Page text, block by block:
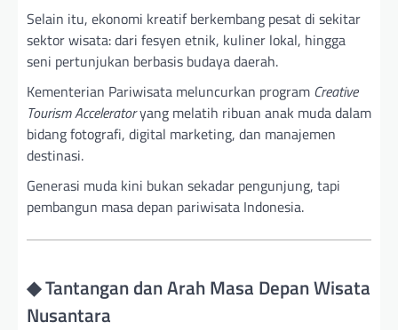
Selain itu, ekonomi kreatif berkembang pesat di sekitar
sektor wisata: dari fesyen etnik, kuliner lokal, hingga
seni pertunjukan berbasis budaya daerah.
Kementerian Pariwisata meluncurkan program Creative
Tourism Acceleratoryang melatih ribuan anak muda dalam
bidang fotografi, digital marketing, dan manajemen
destinasi.
Generasi muda kini bukan sekadar pengunjung, tapi
pembangun masa depan pariwisata Indonesia.
◆ Tantangan dan Arah Masa Depan Wisata
Nusantara